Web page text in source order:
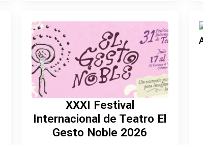
XXXI Festival
Internacional de Teatro El
Gesto Noble 2026